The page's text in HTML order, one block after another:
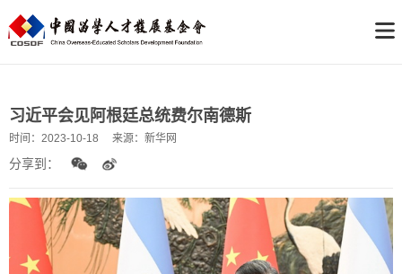
习近平会见阿根廷总统费尔南德斯
时间： 2023-10-18 来源： 新华网
分享到：